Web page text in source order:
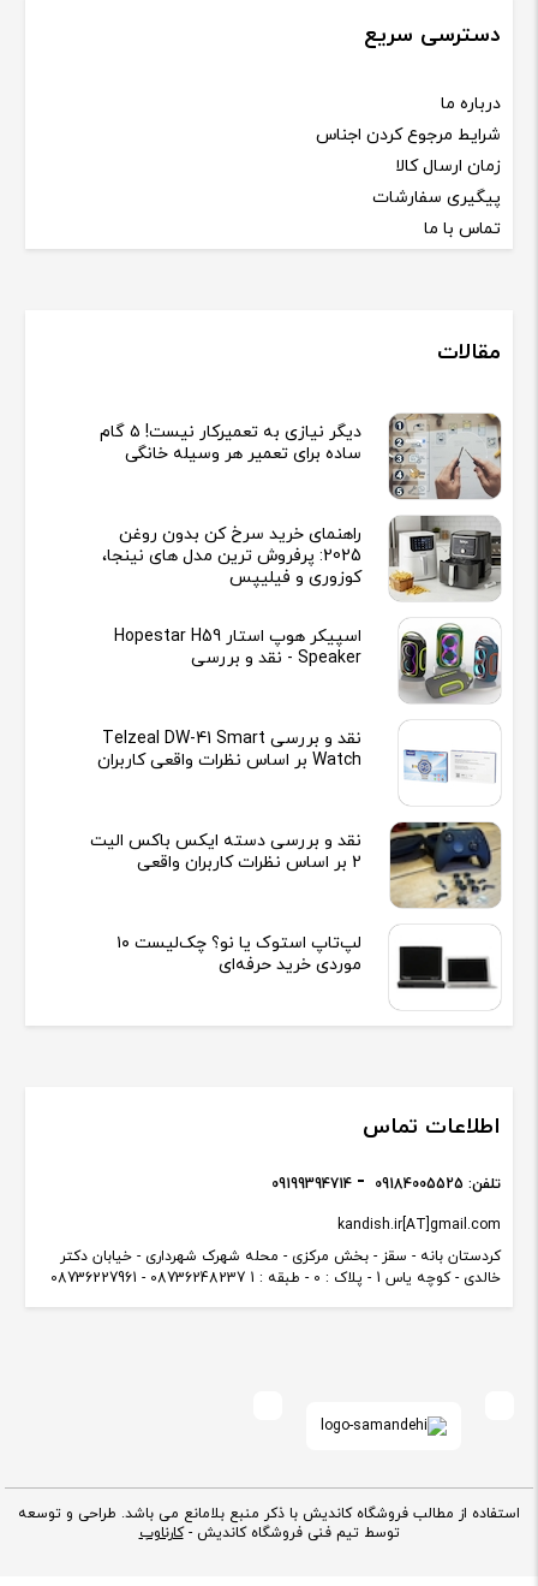
دسترسی سریع
درباره ما
شرایط مرجوع کردن اجناس
زمان ارسال کالا
پیگیری سفارشات
تماس با ما
مقالات
دیگر نیازی به تعمیرکار نیست! ۵ گام
ساده برای تعمیر هر وسیله خانگی
راهنمای خرید سرخ کن بدون روغن
2025: پرفروش ترین مدل های نینجا،
کوزوری و فیلیپس
اسپیکر هوپ استار Hopestar H59
Speaker - نقد و بررسی
نقد و بررسی Telzeal DW-41 Smart
Watch بر اساس نظرات واقعی کاربران
نقد و بررسی دسته ایکس باکس الیت
2 بر اساس نظرات کاربران واقعی
لپ‌تاپ استوک یا نو؟ چک‌لیست ۱۰
موردی خرید حرفه‌ای
اطلاعات تماس
کردستان بانه - سقز - بخش مرکزی - محله شهرک شهرداری - خیابان دکتر
خالدی - کوچه یاس 1 - پلاک : 0 - طبقه : 1 08736248237 - 08736227961
kandish.ir[AT]gmail.com
تلفن: 09184005525
09199394714
استفاده از مطالب فروشگاه کاندیش با ذکر منبع بلامانع می باشد. طراحی و توسعه
توسط تیم فنی فروشگاه کاندیش -کارناوب